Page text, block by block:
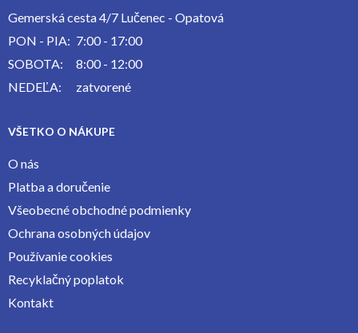
Gemerská cesta 4/7 Lučenec - Opatová
PON - PIA: 7:00 - 17:00
SOBOTA:
8:00 - 12:00
NEDEĽA:
zatvorené
VŠETKO O NÁKUPE
O nás
Platba a doručenie
Všeobecné obchodné podmienky
Ochrana osobných údajov
Používanie cookies
Recyklačný poplatok
Kontakt